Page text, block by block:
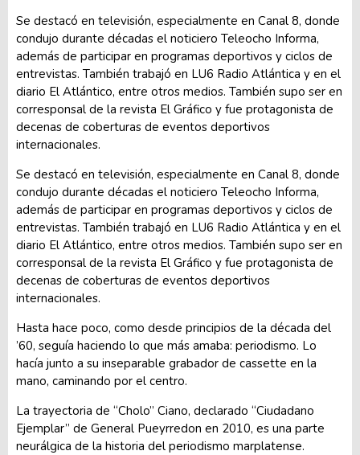
Se destacó en televisión, especialmente en Canal 8, donde
condujo durante décadas el noticiero Teleocho Informa,
además de participar en programas deportivos y ciclos de
entrevistas. También trabajó en LU6 Radio Atlántica y en el
diario El Atlántico, entre otros medios. También supo ser en
corresponsal de la revista El Gráfico y fue protagonista de
decenas de coberturas de eventos deportivos
internacionales.
Se destacó en televisión, especialmente en Canal 8, donde
condujo durante décadas el noticiero Teleocho Informa,
además de participar en programas deportivos y ciclos de
entrevistas. También trabajó en LU6 Radio Atlántica y en el
diario El Atlántico, entre otros medios. También supo ser en
corresponsal de la revista El Gráfico y fue protagonista de
decenas de coberturas de eventos deportivos
internacionales.
Hasta hace poco, como desde principios de la década del
’60, seguía haciendo lo que más amaba: periodismo. Lo
hacía junto a su inseparable grabador de cassette en la
mano, caminando por el centro.
La trayectoria de “Cholo” Ciano, declarado “Ciudadano
Ejemplar” de General Pueyrredon en 2010, es una parte
neurálgica de la historia del periodismo marplatense.